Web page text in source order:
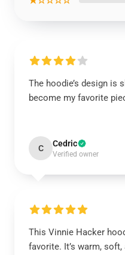
The hoodie’s design is
become my favorite
C Cedric
Verified owner
This Vinnie Hacker
favorite. It’s warm,